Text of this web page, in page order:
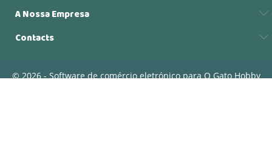
A Nossa Empresa
Contacts
© 2026 - Software de comércio eletrónico para O Gato Hobby